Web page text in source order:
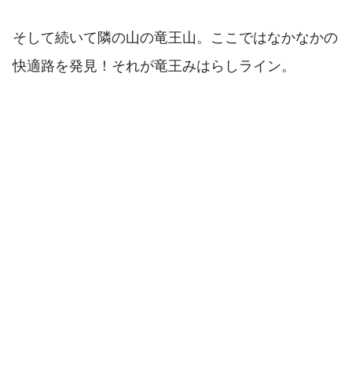
そして続いて隣の山の竜王山。ここではなかなかの
快適路を発見！それが竜王みはらしライン。